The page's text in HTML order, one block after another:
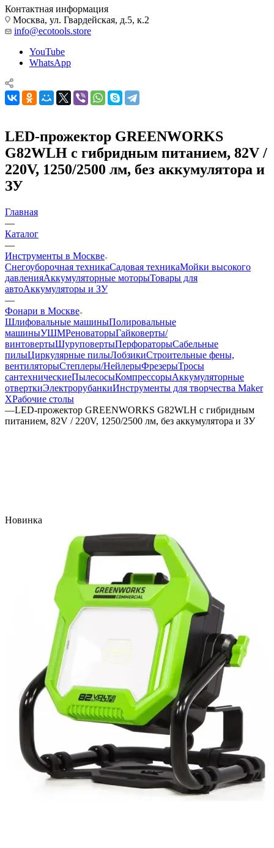
Контактная информация
Москва, ул. Гвардейская, д.5, к.2
info@ecotools.store
YouTube
WhatsApp
LED-прожектор GREENWORKS
G82WLH с гибридным питанием, 82V /
220V, 1250/2500 лм, без аккумулятора и
ЗУ
Главная
—
Каталог
—
Инструменты в Москве
Снегоуборочная техникаСадовая техникаМойки высокого
давленияАккумуляторные моторыТовары для
автоАккумуляторы и ЗУ
—
Фонари в Москве
Шлифовальные машиныПолировальные
машиныУШМРеноваторыГайковерты/
винтовертыШуруповертыПерфораторыСабельные
пилыЦиркулярные пилыЛобзикиСтроительные фены,
вентиляторыСтеплеры/НейлерыФрезерыТросы
сантехническиеПылесосыКомпрессорыАккумуляторные
отверткиЭлектрорубанкиИнструменты для творчества Maker
XРабочие столы
—LED-прожектор GREENWORKS G82WLH с гибридным
питанием, 82V / 220V, 1250/2500 лм, без аккумулятора и ЗУ
Новинка